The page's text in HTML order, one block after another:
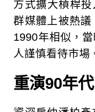
方式擴大槓桿
群媒體上被熱
1990年相似，
人謹慎看待市場
重演90年